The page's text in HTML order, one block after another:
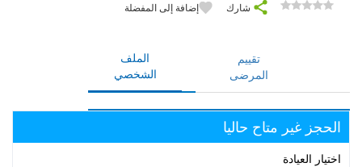
شارك إضافة إلى المفضلة
الملف
الشخصي
تقييم
المرضى
الحجز غير متاح حاليا
اختيار العيادة